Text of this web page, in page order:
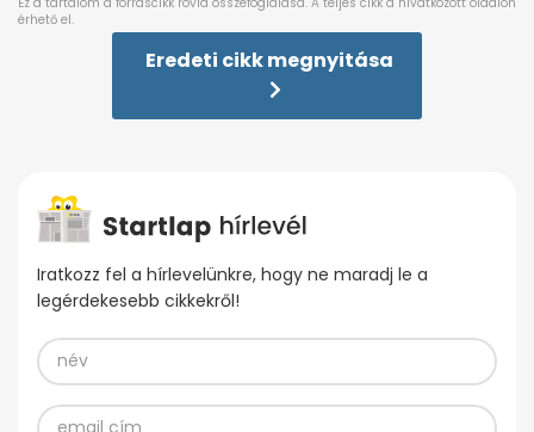
Eredeti cikk megnyitása
Iratkozz fel a hírlevelünkre, hogy ne maradj le a
legérdekesebb cikkekről!